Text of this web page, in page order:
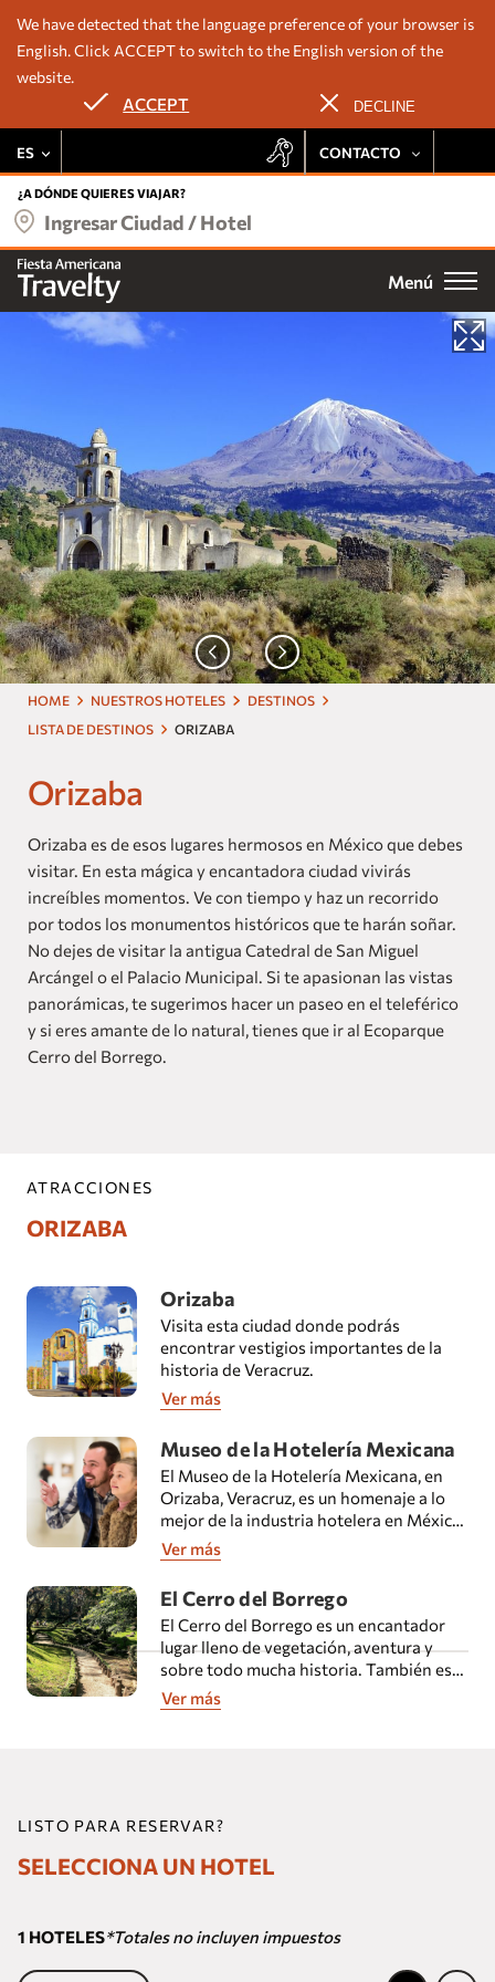
ES CONTACTO
+52 443 137 8728
524433108137
Email
Deléitate con la experiencia Fiesta Rewards en todas las
propiedades Travelty:
Tarifa preferencial
Promociones exclusivas
Acumulación de puntos
Noches gratis
Acceso a eventos especiales
¿A DÓNDE QUIERES VIAJAR?
Ingresar Ciudad / Hotel
Menú
Nuestros hoteles
Ofertas
Destinos
Grupos
Bodas
Fiesta Rewards
Vacation Club
Nuestras Marcas
Homes and Residences
Corporate +
Blog
Próximas Aperturas
Dog Friendly
We have detected that the language preference of your browser is
English. Click ACCEPT to switch to the English version of the
website.
ACCEPT DECLINE
HOME NUESTROS HOTELES
DESTINOS
LISTA DE DESTINOS
ORIZABA
Orizaba
Orizaba es de esos lugares hermosos en México que debes
visitar. En esta mágica y encantadora ciudad vivirás
increíbles momentos. Ve con tiempo y haz un recorrido
por todos los monumentos históricos que te harán soñar.
No dejes de visitar la antigua Catedral de San Miguel
Arcángel o el Palacio Municipal. Si te apasionan las vistas
panorámicas, te sugerimos hacer un paseo en el teleférico
y si eres amante de lo natural, tienes que ir al Ecoparque
Cerro del Borrego.
ATRACCIONES
ORIZABA
Orizaba
Visita esta ciudad donde podrás
encontrar vestigios importantes de la
historia de Veracruz.
Ver más
Museo de la Hotelería Mexicana
El Museo de la Hotelería Mexicana, en
Orizaba, Veracruz, es un homenaje a lo
mejor de la industria hotelera en México,
con un recorrido por diferentes épocas.
Ver más
El Cerro del Borrego
El Cerro del Borrego es un encantador
lugar lleno de vegetación, aventura y
sobre todo mucha historia. También es
considerado uno de los mejores
miradores del país y se encuentra en
Ver más
LISTO PARA RESERVAR?
SELECCIONA UN HOTEL
1 HOTELES*Totales no incluyen impuestos